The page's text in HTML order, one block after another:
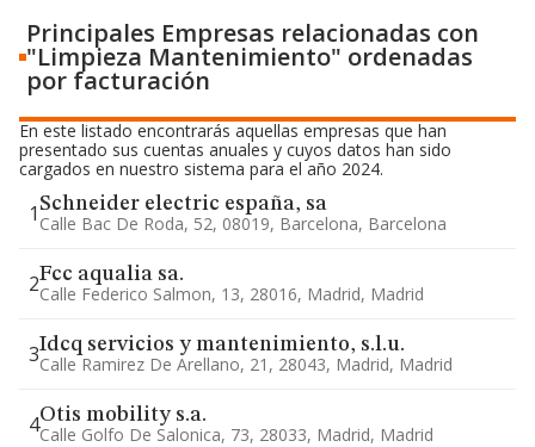
Principales Empresas relacionadas con
"Limpieza Mantenimiento" ordenadas
por facturación
En este listado encontrarás aquellas empresas que han
presentado sus cuentas anuales y cuyos datos han sido
cargados en nuestro sistema para el año 2024.
1 Schneider electric españa, sa
Calle Bac De Roda, 52, 08019, Barcelona, Barcelona
2Fcc aqualia sa.
Calle Federico Salmon, 13, 28016, Madrid, Madrid
3Idcq servicios y mantenimiento, s.l.u.
Calle Ramirez De Arellano, 21, 28043, Madrid, Madrid
4Otis mobility s.a.
Calle Golfo De Salonica, 73, 28033, Madrid, Madrid